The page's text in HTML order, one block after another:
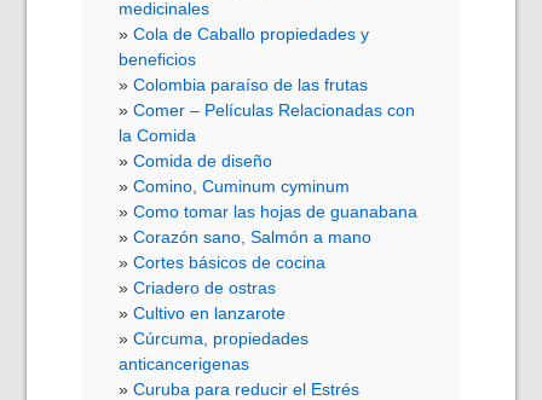
medicinales
Cola de Caballo propiedades y
beneficios
Colombia paraíso de las frutas
Comer – Películas Relacionadas con
la Comida
Comida de diseño
Comino, Cuminum cyminum
Como tomar las hojas de guanabana
Corazón sano, Salmón a mano
Cortes básicos de cocina
Criadero de ostras
Cultivo en lanzarote
Cúrcuma, propiedades
anticancerigenas
Curuba para reducir el Estrés